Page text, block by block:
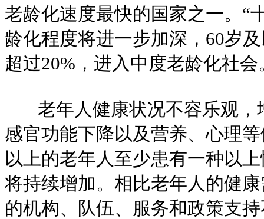
老龄化速度最快的国家之一。“
龄化程度将进一步加深，60岁
超过20%，进入中度老龄化社会
老年人健康状况不容乐观，
感官功能下降以及营养、心理
以上的老年人至少患有一种以
将持续增加。相比老年人的健
的机构、队伍、服务和政策支